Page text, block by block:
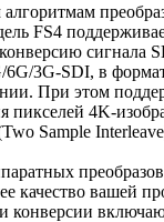
FS4
сигнала
6G/3G-SDI, в
При этом
пикселей 4K-
Sample
качество вашей
конверсии